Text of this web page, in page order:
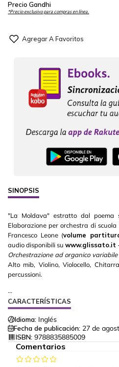
Precio Gandhi
*Precio exclusivo para compras en línea.
SINOPSIS
"La Moldava" estratto dal poema
Elaborazione per orchestra di
Francesco Leone (volume
audio disponibili su www.glissato.it
Orchestrazione ad organico
Alto mib, Violino, Violocello,
percussioni.
...
CARACTERÍSTICAS
Idioma: Inglés
Fecha de publicación: 27 de
ISBN: 9788835885009
Comentarios